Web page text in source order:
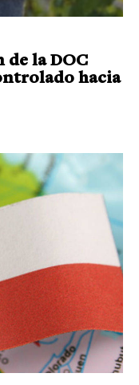
la DOC
hacia